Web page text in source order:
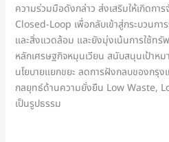
ความร่วมมือดังกล่าว ส่งเสริมให้เกิดกา
Closed-Loop เพื่อกลับเข้าสู่กระบวนกา
และสิ่งแวดล้อม และยังมุ่งเน้นการใช้ทรั
หลักเศรษฐกิจหมุนเวียน สนับสนุนเป้าหม
นโยบายแยกขยะ ลดการฝังกลบของกรุ
กลยุทธ์ด้านความยั่งยืน Low Waste,
เป็นรูปธรรม